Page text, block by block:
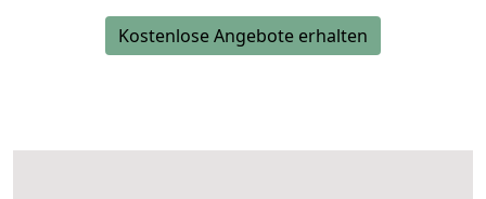
Kostenlose Angebote erhalten